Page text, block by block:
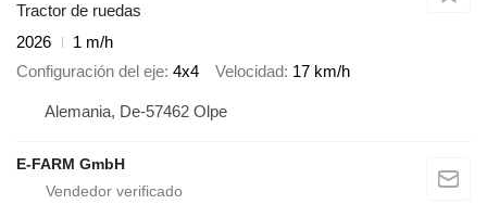
Tractor de ruedas
2026
1 m/h
Configuración del eje 4x4 Velocidad 17 km/h
Alemania, De-57462 Olpe
E-FARM GmbH